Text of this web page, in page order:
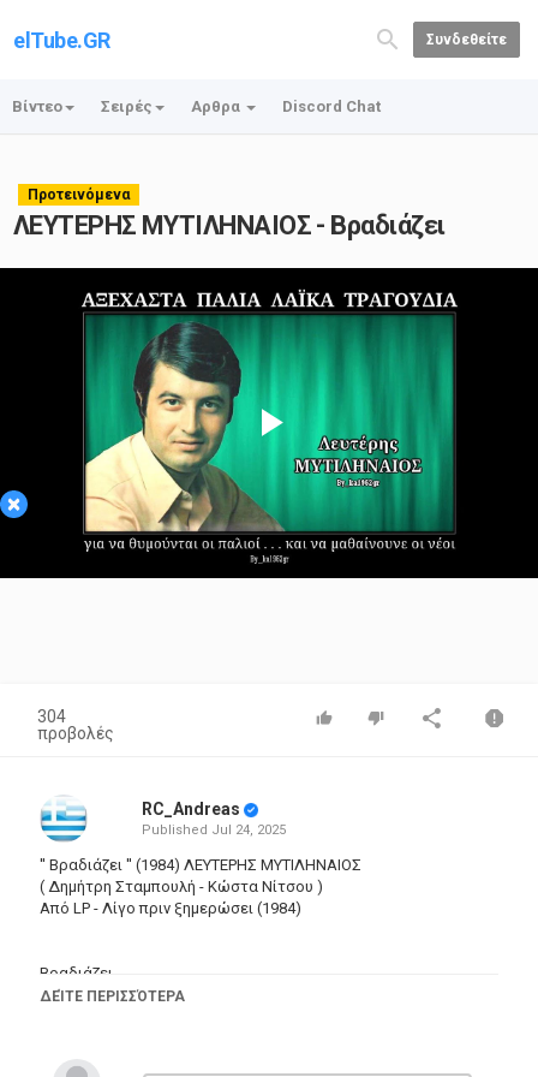
elTube.GR Συνδεθείτε
Βίντεο Σειρές Αρθρα Discord Chat
Προτεινόμενα
ΛΕΥΤΕΡΗΣ ΜΥΤΙΛΗΝΑΙΟΣ - Βραδιάζει
×
Play
Video
304
προβολές
RC_Andreas
Published Jul 24, 2025
'' Βραδιάζει '' (1984) ΛΕΥΤΕΡΗΣ ΜΥΤΙΛΗΝΑΙΟΣ
( Δημήτρη Σταμπουλή - Κώστα Νίτσου )
Από LP - Λίγο πριν ξημερώσει (1984)
Βραδιάζει,
κι όμως εκείνη π’ αγαπώ απουσιάζει.
και στην καρδιά μου το παράπονο ριζώνει.
ΔΕΊΤΕ ΠΕΡΙΣΣΌΤΕΡΑ